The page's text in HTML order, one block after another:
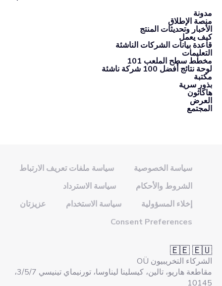
مدونة
منصة الإطلاق
الأخبار وتحديثات المنتج
كيف يعمل
قاعدة بيانات الشركات الناشئة
التعليمات
مخطط سطح الملعب 101
لوحة نتائج أفضل 100 شركة ناشئة
مكتبة
بذور سرية
هاكاثون
العرض
المجتمع
سياسة الخصوصية
سياسة ملفات تعريف الارتباط
الشروط والأحكام
سياسة الاسترداد
إخلاء المسؤولية
سياسة الاستخدام
عزيزتان
Consent Preferences
🇪🇪 🇪🇺
الشركاء التخريبيون OÜ
مقاطعة هاريو، تالين، كيسلينا ليناوسا، تورنيماي تينيسي 3/5/7،
10145